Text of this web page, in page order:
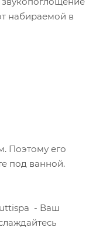
набираемой в
Поэтому его
под ванной.
- Ваш